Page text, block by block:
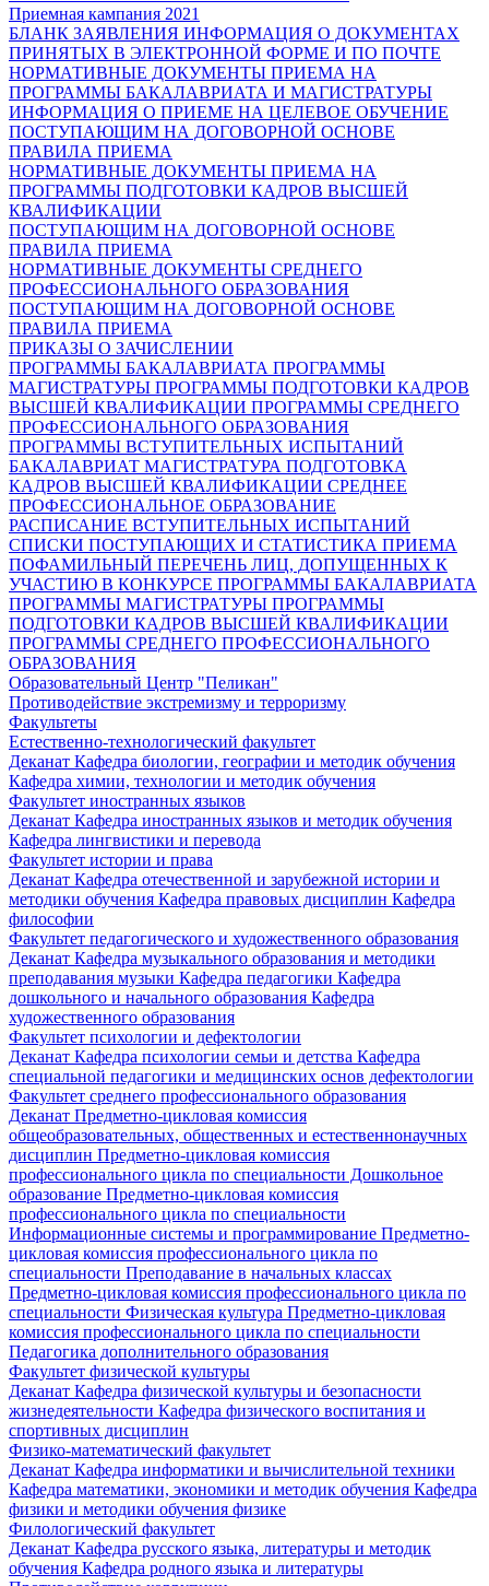
Приемная кампания 2021
БЛАНК ЗАЯВЛЕНИЯ ИНФОРМАЦИЯ О ДОКУМЕНТАХ
ПРИНЯТЫХ В ЭЛЕКТРОННОЙ ФОРМЕ И ПО ПОЧТЕ
НОРМАТИВНЫЕ ДОКУМЕНТЫ ПРИЕМА НА
ПРОГРАММЫ БАКАЛАВРИАТА И МАГИСТРАТУРЫ
ИНФОРМАЦИЯ О ПРИЕМЕ НА ЦЕЛЕВОЕ ОБУЧЕНИЕ
ПОСТУПАЮЩИМ НА ДОГОВОРНОЙ ОСНОВЕ
ПРАВИЛА ПРИЕМА
НОРМАТИВНЫЕ ДОКУМЕНТЫ ПРИЕМА НА
ПРОГРАММЫ ПОДГОТОВКИ КАДРОВ ВЫСШЕЙ
КВАЛИФИКАЦИИ
ПОСТУПАЮЩИМ НА ДОГОВОРНОЙ ОСНОВЕ
ПРАВИЛА ПРИЕМА
НОРМАТИВНЫЕ ДОКУМЕНТЫ СРЕДНЕГО
ПРОФЕССИОНАЛЬНОГО ОБРАЗОВАНИЯ
ПОСТУПАЮЩИМ НА ДОГОВОРНОЙ ОСНОВЕ
ПРАВИЛА ПРИЕМА
ПРИКАЗЫ О ЗАЧИСЛЕНИИ
ПРОГРАММЫ БАКАЛАВРИАТА ПРОГРАММЫ
МАГИСТРАТУРЫ ПРОГРАММЫ ПОДГОТОВКИ КАДРОВ
ВЫСШЕЙ КВАЛИФИКАЦИИ ПРОГРАММЫ СРЕДНЕГО
ПРОФЕССИОНАЛЬНОГО ОБРАЗОВАНИЯ
ПРОГРАММЫ ВСТУПИТЕЛЬНЫХ ИСПЫТАНИЙ
БАКАЛАВРИАТ МАГИСТРАТУРА ПОДГОТОВКА
КАДРОВ ВЫСШЕЙ КВАЛИФИКАЦИИ СРЕДНЕЕ
ПРОФЕССИОНАЛЬНОЕ ОБРАЗОВАНИЕ
РАСПИСАНИЕ ВСТУПИТЕЛЬНЫХ ИСПЫТАНИЙ
СПИСКИ ПОСТУПАЮЩИХ И СТАТИСТИКА ПРИЕМА
ПОФАМИЛЬНЫЙ ПЕРЕЧЕНЬ ЛИЦ, ДОПУЩЕННЫХ К
УЧАСТИЮ В КОНКУРСЕ ПРОГРАММЫ БАКАЛАВРИАТА
ПРОГРАММЫ МАГИСТРАТУРЫ ПРОГРАММЫ
ПОДГОТОВКИ КАДРОВ ВЫСШЕЙ КВАЛИФИКАЦИИ
ПРОГРАММЫ СРЕДНЕГО ПРОФЕССИОНАЛЬНОГО
ОБРАЗОВАНИЯ
Образовательный Центр "Пеликан"
Противодействие экстремизму и терроризму
Факультеты
Естественно-технологический факультет
Деканат Кафедра биологии, географии и методик обучения
Кафедра химии, технологии и методик обучения
Факультет иностранных языков
Деканат Кафедра иностранных языков и методик обучения
Кафедра лингвистики и перевода
Факультет истории и права
Деканат Кафедра отечественной и зарубежной истории и
методики обучения Кафедра правовых дисциплин Кафедра
философии
Факультет педагогического и художественного образования
Деканат Кафедра музыкального образования и методики
преподавания музыки Кафедра педагогики Кафедра
дошкольного и начального образования Кафедра
художественного образования
Факультет психологии и дефектологии
Деканат Кафедра психологии семьи и детства Кафедра
специальной педагогики и медицинских основ дефектологии
Факультет среднего профессионального образования
Деканат Предметно-цикловая комиссия
общеобразовательных, общественных и естественнонаучных
дисциплин Предметно-цикловая комиссия
профессионального цикла по специальности Дошкольное
образование Предметно-цикловая комиссия
профессионального цикла по специальности
Информационные системы и программирование Предметно-
цикловая комиссия профессионального цикла по
специальности Преподавание в начальных классах
Предметно-цикловая комиссия профессионального цикла по
специальности Физическая культура Предметно-цикловая
комиссия профессионального цикла по специальности
Педагогика дополнительного образования
Факультет физической культуры
Деканат Кафедра физической культуры и безопасности
жизнедеятельности Кафедра физического воспитания и
спортивных дисциплин
Физико-математический факультет
Деканат Кафедра информатики и вычислительной техники
Кафедра математики, экономики и методик обучения Кафедра
физики и методики обучения физике
Филологический факультет
Деканат Кафедра русского языка, литературы и методик
обучения Кафедра родного языка и литературы